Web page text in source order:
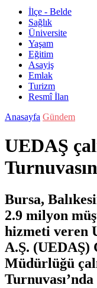
İlçe - Belde
Sağlık
Üniversite
Yaşam
Eğitim
Asayiş
Emlak
Turizm
Resmî İlan
Anasayfa Gündem
UEDAŞ
Bursa,
2.9 milyon
hizmeti veren
A.Ş. (UEDAŞ)
Müdürlüğü